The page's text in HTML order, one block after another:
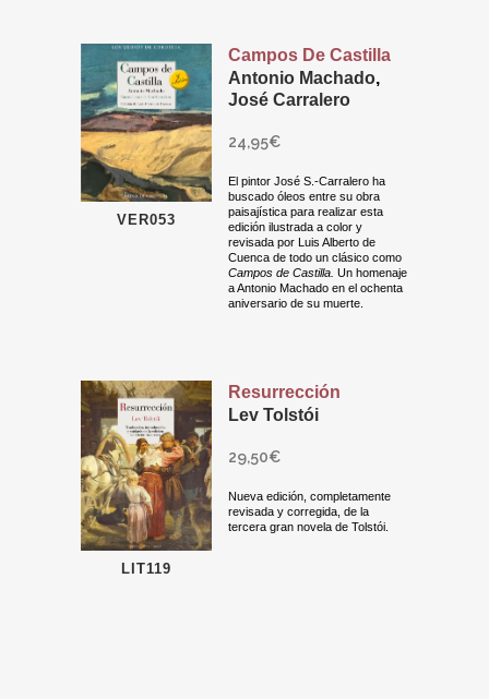
VER053
Campos De Castilla
Antonio Machado,
José Carralero
24,95€
El pintor José S.-Carralero ha
buscado óleos entre su obra
paisajística para realizar esta
edición ilustrada a color y
revisada por Luis Alberto de
Cuenca de todo un clásico como
Campos de Castilla. Un homenaje
a Antonio Machado en el ochenta
aniversario de su muerte.
LIT119
Resurrección
Lev Tolstói
29,50€
Nueva edición, completamente
revisada y corregida, de la
tercera gran novela de Tolstói.